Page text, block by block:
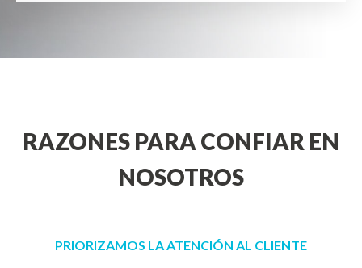
RAZONES PARA CONFIAR EN
NOSOTROS
PRIORIZAMOS LA ATENCIÓN AL CLIENTE